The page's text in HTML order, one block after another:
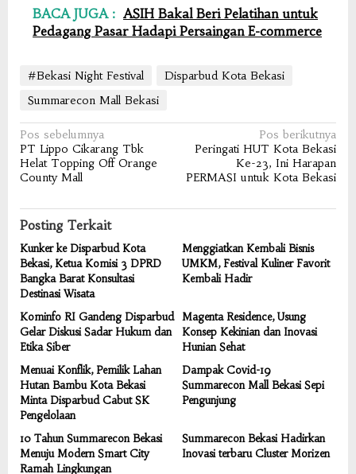
BACA JUGA : ASIH Bakal Beri Pelatihan untuk
Pedagang Pasar Hadapi Persaingan E-commerce
#Bekasi Night Festival
Disparbud Kota Bekasi
Summarecon Mall Bekasi
Navigasi
pos
Pos sebelumnya
PT Lippo Cikarang Tbk
Helat Topping Off Orange
County Mall
Pos berikutnya
Peringati HUT Kota Bekasi
Ke-23, Ini Harapan
PERMASI untuk Kota Bekasi
Posting Terkait
Kunker ke Disparbud Kota
Bekasi, Ketua Komisi 3 DPRD
Bangka Barat Konsultasi
Destinasi Wisata
Menggiatkan Kembali Bisnis
UMKM, Festival Kuliner Favorit
Kembali Hadir
Kominfo RI Gandeng Disparbud
Gelar Diskusi Sadar Hukum dan
Etika Siber
Magenta Residence, Usung
Konsep Kekinian dan Inovasi
Hunian Sehat
Menuai Konflik, Pemilik Lahan
Hutan Bambu Kota Bekasi
Minta Disparbud Cabut SK
Pengelolaan
Dampak Covid-19
Summarecon Mall Bekasi Sepi
Pengunjung
10 Tahun Summarecon Bekasi
Menuju Modern Smart City
Ramah Lingkungan
Summarecon Bekasi Hadirkan
Inovasi terbaru Cluster Morizen